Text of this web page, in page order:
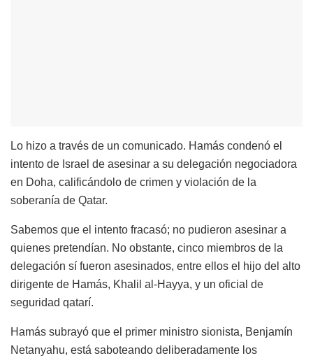
Lo hizo a través de un comunicado. Hamás condenó el
intento de Israel de asesinar a su delegación negociadora
en Doha, calificándolo de crimen y violación de la
soberanía de Qatar.
Sabemos que el intento fracasó; no pudieron asesinar a
quienes pretendían. No obstante, cinco miembros de la
delegación sí fueron asesinados, entre ellos el hijo del alto
dirigente de Hamás, Khalil al-Hayya, y un oficial de
seguridad qatarí.
Hamás subrayó que el primer ministro sionista, Benjamín
Netanyahu, está saboteando deliberadamente los